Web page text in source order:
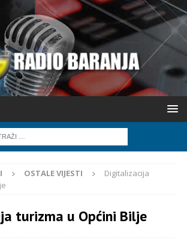
OSTALE VIJESTI
Digitalizacija
turizma u Općini Bilje